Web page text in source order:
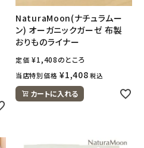
NaturaMoon(ナチュラムー
ン) オーガニックガーゼ 布製
おりものライナー
定価 ¥1,408のところ
当店特別価格 ¥1,408 税込
カートに入れる